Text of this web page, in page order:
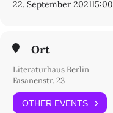
22. September 202115:00
Ort
Literaturhaus Berlin
Fasanenstr. 23
OTHER EVENTS